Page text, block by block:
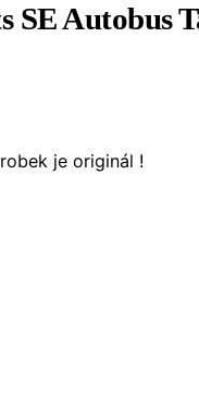
SE Autobus
je originál !